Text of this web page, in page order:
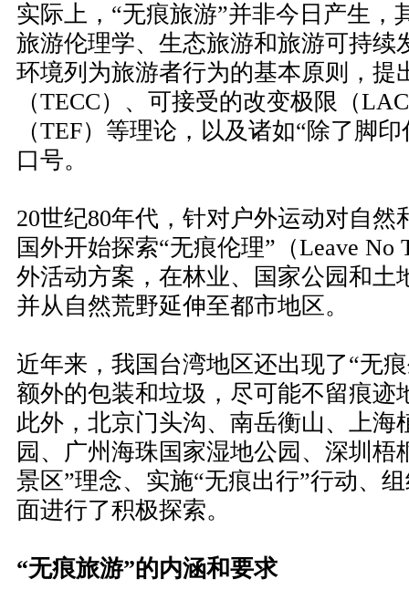
实际上，“无痕旅游”并非今日产生，
旅游伦理学、生态旅游和旅游可持续
环境列为旅游者行为的基本原则，提
（TECC）、可接受的改变极限（
（TEF）等理论，以及诸如“除了脚
口号。
20世纪80年代，针对户外运动对自然
国外开始探索“无痕伦理”（Leave No
外活动方案，在林业、国家公园和土
并从自然荒野延伸至都市地区。
近年来，我国台湾地区还出现了“无
额外的包装和垃圾，尽可能不留痕迹
此外，北京门头沟、南岳衡山、上海
园、广州海珠国家湿地公园、深圳梧
景区”理念、实施“无痕出行”行动、
面进行了积极探索。
“无痕旅游”的内涵和要求